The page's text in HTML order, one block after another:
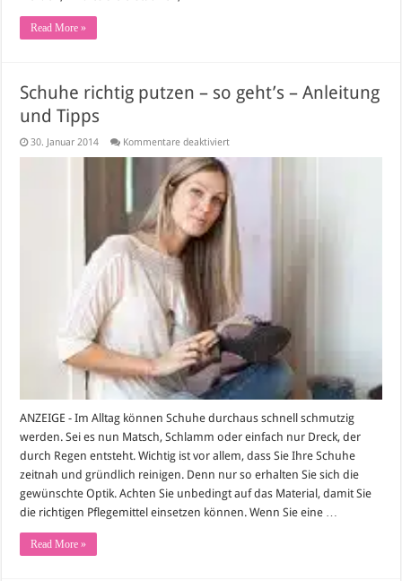
Read More »
Schuhe richtig putzen – so geht’s – Anleitung
und Tipps
30. Januar 2014 Kommentare deaktiviertfür
putzen
–
so
Anleitung
und
ANZEIGE - Im Alltag können Schuhe durchaus schnell schmutzig
werden. Sei es nun Matsch, Schlamm oder einfach nur Dreck, der
durch Regen entsteht. Wichtig ist vor allem, dass Sie Ihre Schuhe
zeitnah und gründlich reinigen. Denn nur so erhalten Sie sich die
gewünschte Optik. Achten Sie unbedingt auf das Material, damit Sie
die richtigen Pflegemittel einsetzen können. Wenn Sie eine …
Read More »